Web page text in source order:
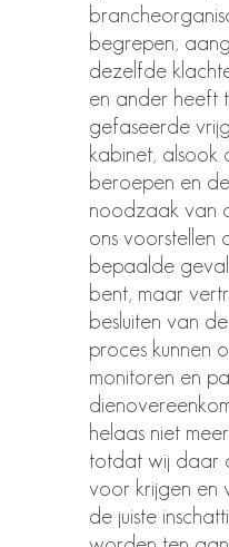
begrepen,
dezelfde
en ander heeft
gefaseerde
kabinet, alsook
beroepen en
noodzaak van
ons voorstellen
bepaalde
bent, maar
besluiten van
proces kunnen
monitoren en
helaas niet
totdat wij daar
voor krijgen en
de juiste